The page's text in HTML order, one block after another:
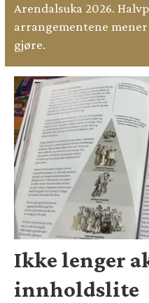
Arendalsuka 2026.
arrangementene
gjøre.
Ikke lenger
innholdslite